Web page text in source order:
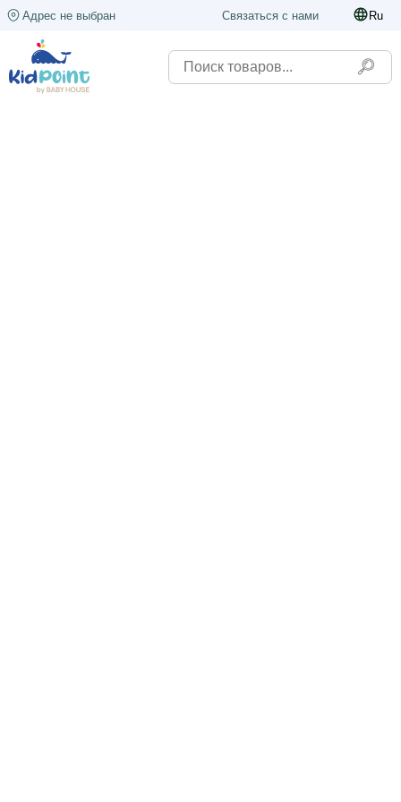
Адрес не выбран Связаться с нами Ru